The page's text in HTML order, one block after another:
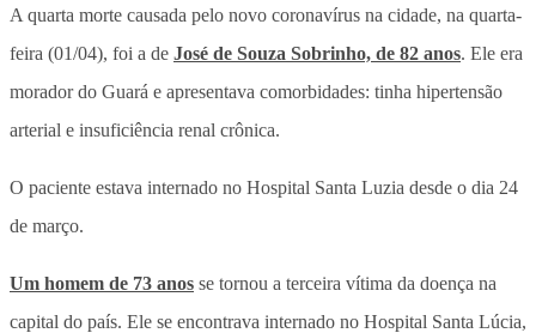
A quarta morte causada pelo novo coronavírus na cidade, na quarta-
feira (01/04), foi a de José de Souza Sobrinho, de 82 anos. Ele era
morador do Guará e apresentava comorbidades: tinha hipertensão
arterial e insuficiência renal crônica.
O paciente estava internado no Hospital Santa Luzia desde o dia 24
de março.
Um homem de 73 anos se tornou a terceira vítima da doença na
capital do país. Ele se encontrava internado no Hospital Santa Lúcia,